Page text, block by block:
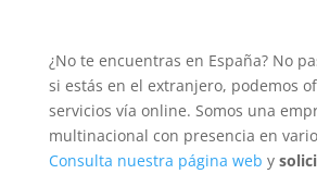
¿No te encuentras en España? No
si estás en el extranjero, podemos
servicios vía online. Somos una
multinacional con presencia en
Consulta nuestra página web y